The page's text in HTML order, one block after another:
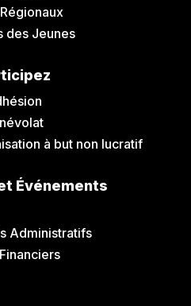
des Jeunes
à but non lucratif
Événements
Administratifs